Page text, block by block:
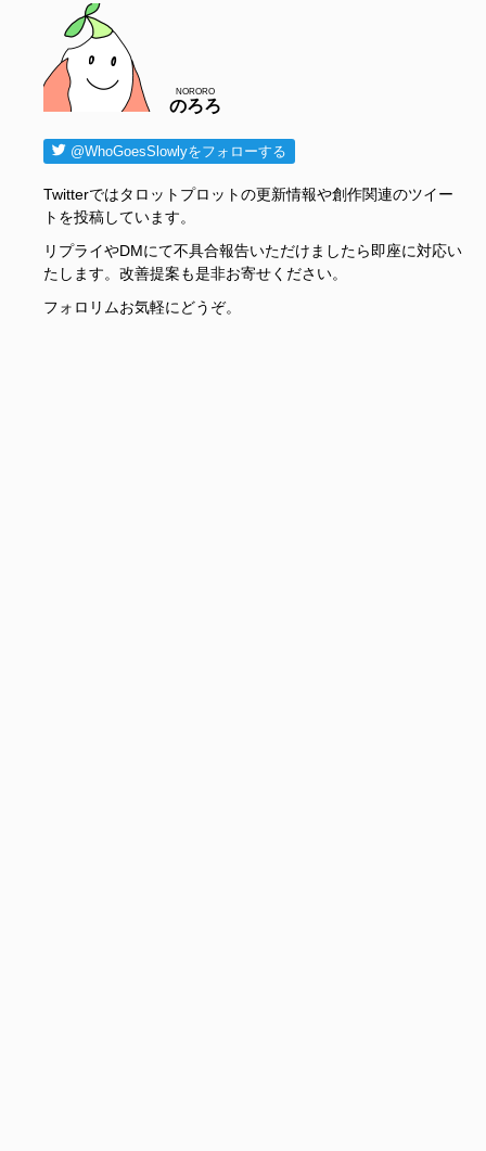
のろろ
NORORO
@WhoGoesSlowlyをフォローする
Twitterではタロットプロットの更新情報や創作関連のツイー
トを投稿しています。
リプライやDMにて不具合報告いただけましたら即座に対応い
たします。改善提案も是非お寄せください。
フォロリムお気軽にどうぞ。